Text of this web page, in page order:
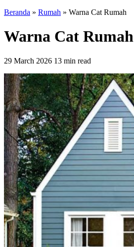
Beranda » Rumah » Warna Cat Rumah
Warna Cat Rumah
29 March 2026 13 min read